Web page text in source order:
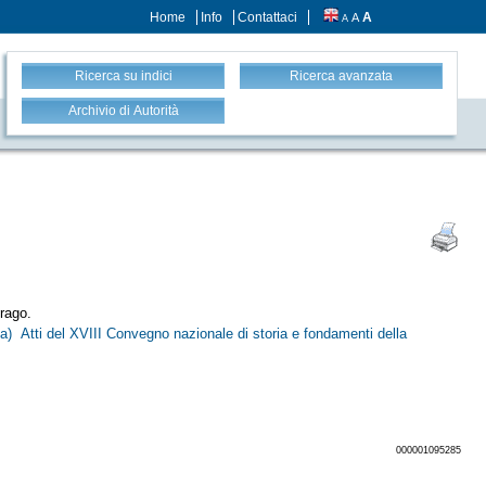
Home Info Contattaci A A A
Ricerca su indici Ricerca avanzata
Archivio di Autorità